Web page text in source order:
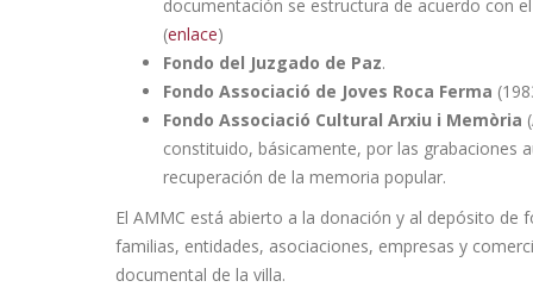
documentación se estructura de acuerdo con
(enlace)
Fondo del Juzgado de Paz.
Fondo Associació de Joves Roca Ferma
Fondo Associació Cultural Arxiu i Memòria
constituido, básicamente, por las grabaciones
recuperación de la memoria popular.
El AMMC está abierto a la donación y al depósito
familias, entidades, asociaciones, empresas y
documental de la villa.
La 143ª Fira de Mont-roig del Camp da el
pistoletazo de salida a una nueva edición
llena de tradición, cultura y fiesta
1 de agosto de 2026
Quique Moreno toma posesión como
nuevo concejal del Ayuntamiento de
Mont-roig del Camp
31 de julio de 2026
Camp y
29 de